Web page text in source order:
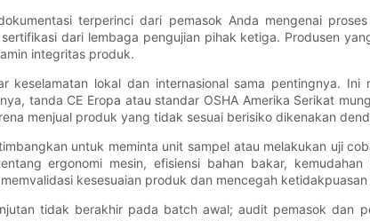
terperinci dari pemasok Anda mengenai
dari lembaga pengujian pihak ketiga. Produsen
integritas produk.
keselamatan lokal dan internasional sama pentingnya.
tanda CE Eropa atau standar OSHA Amerika Serikat
menjual produk yang tidak sesuai berisiko dikenakan
untuk meminta unit sampel atau melakukan uji
ergonomi mesin, efisiensi bahan bakar,
kesesuaian produk dan mencegah
tidak berakhir pada batch awal; audit pemasok dan